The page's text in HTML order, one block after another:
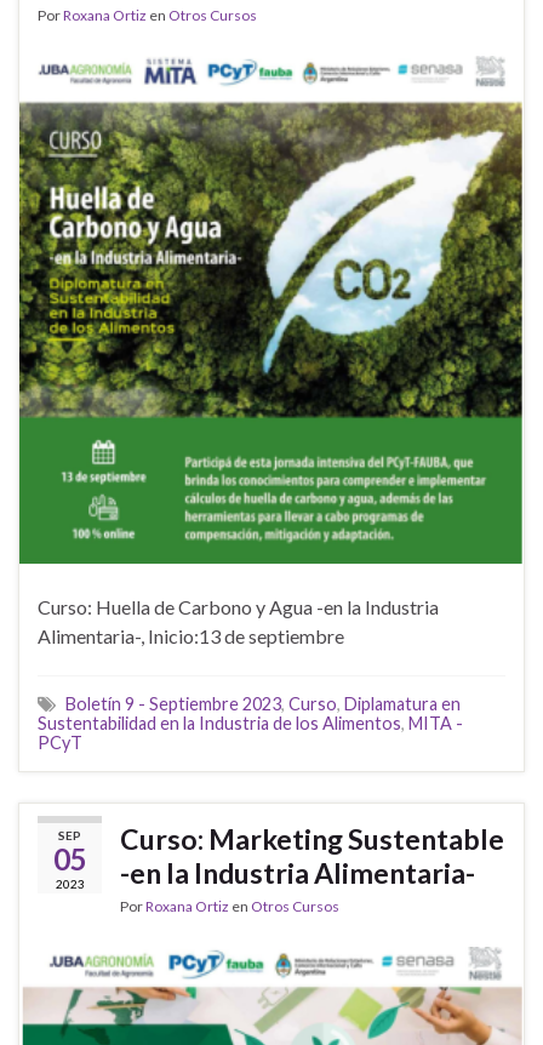
PorRoxana Ortiz en Otros Cursos
Curso: Huella de Carbono y Agua -en la Industria
Alimentaria-, Inicio:13 de septiembre
Boletín 9 - Septiembre 2023, Curso, Diplamatura en
Sustentabilidad en la Industria de los Alimentos, MITA -
PCyT
SEP
05
2023
Curso: Marketing Sustentable
-en la Industria Alimentaria-
PorRoxana Ortiz en Otros Cursos